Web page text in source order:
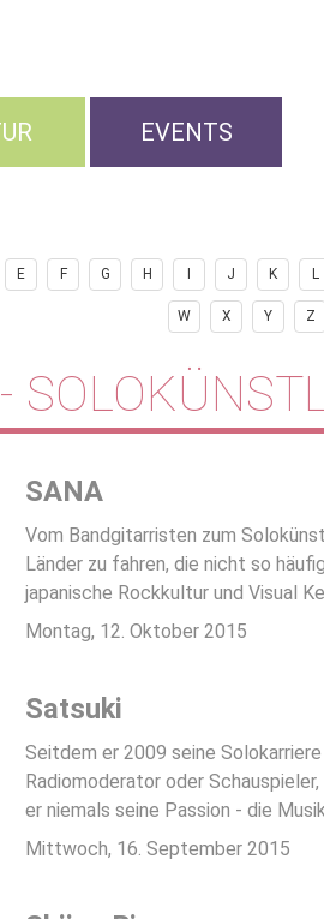
EVENTS
E F G H J K L
W X Y Z
SANA
Vom Bandgitarristen zum
Länder zu fahren, die nicht so
japanische Rockkultur und Visual
Montag, 12. Oktober 2015
Satsuki
Seitdem er 2009 seine
Radiomoderator oder
er niemals seine Passion - die Musik.
Mittwoch, 16. September 2015